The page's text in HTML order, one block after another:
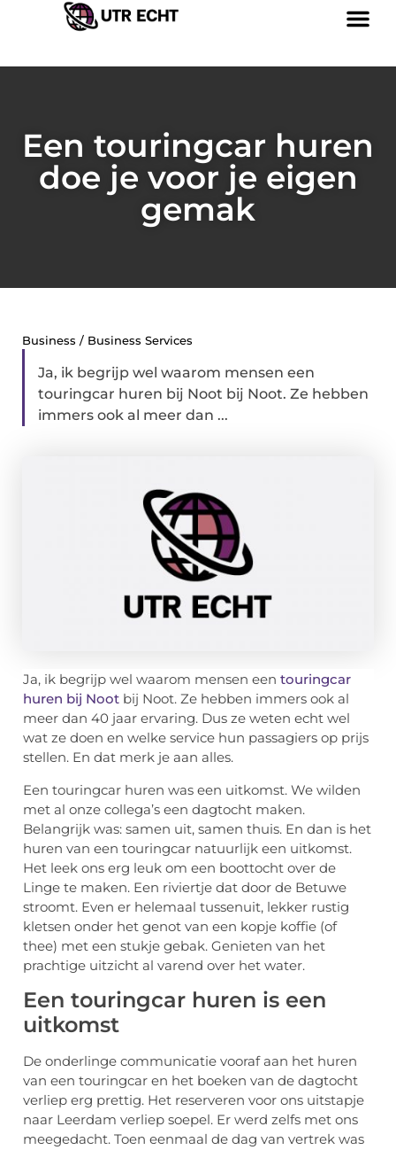
Een touringcar huren
doe je voor je eigen
gemak
Business / Business Services
Ja, ik begrijp wel waarom mensen een
touringcar huren bij Noot bij Noot. Ze hebben
immers ook al meer dan ...
Ja, ik begrijp wel waarom mensen een touringcar
huren bij Noot bij Noot. Ze hebben immers ook al
meer dan 40 jaar ervaring. Dus ze weten echt wel
wat ze doen en welke service hun passagiers op prijs
stellen. En dat merk je aan alles.
Een touringcar huren was een uitkomst. We wilden
met al onze collega’s een dagtocht maken.
Belangrijk was: samen uit, samen thuis. En dan is het
huren van een touringcar natuurlijk een uitkomst.
Het leek ons erg leuk om een boottocht over de
Linge te maken. Een riviertje dat door de Betuwe
stroomt. Even er helemaal tussenuit, lekker rustig
kletsen onder het genot van een kopje koffie (of
thee) met een stukje gebak. Genieten van het
prachtige uitzicht al varend over het water.
Een touringcar huren is een
uitkomst
De onderlinge communicatie vooraf aan het huren
van een touringcar en het boeken van de dagtocht
verliep erg prettig. Het reserveren voor ons uitstapje
naar Leerdam verliep soepel. Er werd zelfs met ons
meegedacht. Toen eenmaal de dag van vertrek was